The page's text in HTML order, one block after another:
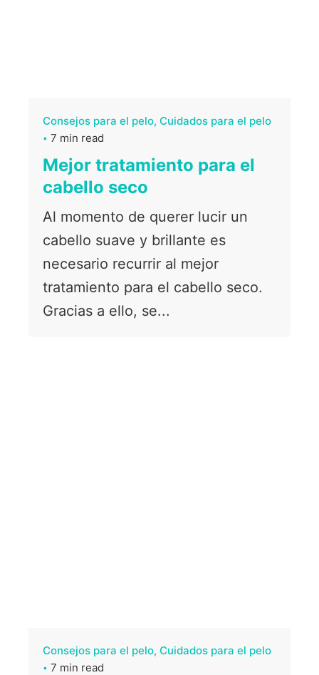
Consejos para el pelo Cuidados para el pelo
7 min read
Mejor tratamiento para el
cabello seco
Al momento de querer lucir un
cabello suave y brillante es
necesario recurrir al mejor
tratamiento para el cabello seco.
Gracias a ello, se...
Consejos para el pelo Cuidados para el pelo
7 min read